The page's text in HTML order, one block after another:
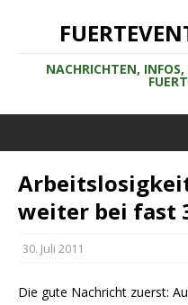
NACHRICHTEN,
weiter bei fast
30. Juli 2011
Die gute Nachricht zuerst: